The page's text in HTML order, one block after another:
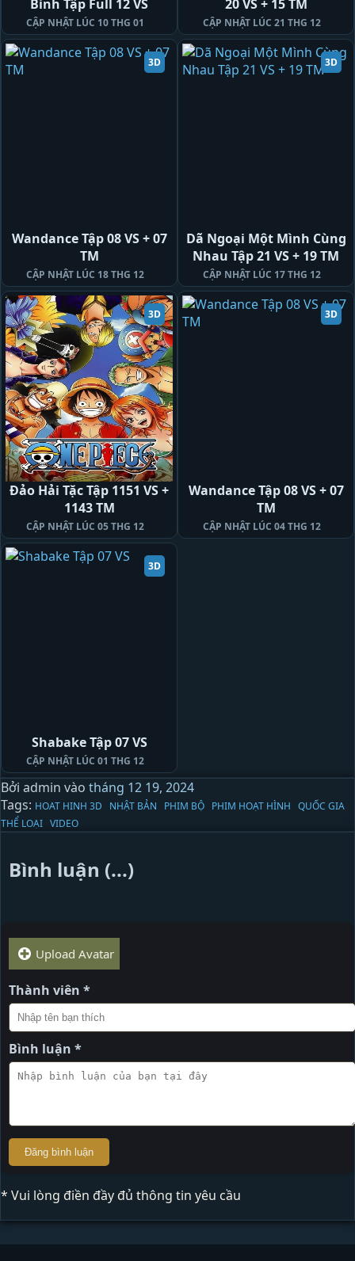
Binh Tập Full 12 VS
CẬP NHẬT LÚC 10 THG 01
20 VS + 15 TM
CẬP NHẬT LÚC 21 THG 12
3D
Wandance Tập 08 VS + 07
TM
CẬP NHẬT LÚC 18 THG 12
3D
Dã Ngoại Một Mình Cùng
Nhau Tập 21 VS + 19 TM
CẬP NHẬT LÚC 17 THG 12
3D
Đảo Hải Tặc Tập 1151 VS +
1143 TM
CẬP NHẬT LÚC 05 THG 12
3D
Wandance Tập 08 VS + 07
TM
CẬP NHẬT LÚC 04 THG 12
3D
Shabake Tập 07 VS
CẬP NHẬT LÚC 01 THG 12
Bởi admin vào tháng 12 19, 2024
Tags: HOAT HINH 3D NHẬT BẢN PHIM BỘ PHIM HOẠT HÌNH QUỐC GIA
THỂ LOẠI VIDEO
Bình luận (...)
Upload Avatar
Thành viên *
Bình luận *
Đăng bình luận
* Vui lòng điền đầy đủ thông tin yêu cầu